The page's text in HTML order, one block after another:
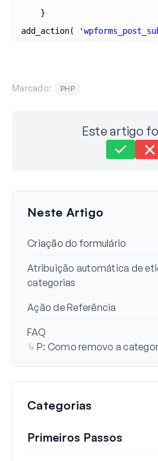
}
add_action(
Marcado: PHP
Este artigo
Última Atualização em 14 Mar
Neste Artigo
Criação do formulário
Atribuição automática de
categorias
Ação de Referência
FAQ
P: Como removo a
Categorias
Primeiros Passos